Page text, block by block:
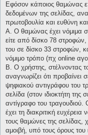
Εφόσον κάποιος θαμώνας
δεδομένων της σελίδας,
πρωτοβουλία και ευθύνη
Α. Ο θαμώνας έχει νόμιμα
είτε από δίσκο 78
του σε δίσκο 33 στροφών,
νόμιμο τρόπο (πχ online
Β. Ο χρήστης, στέλνοντας
αναγνωρίζει ότι
ψηφιακού αντιγράφου του
σελίδα (στον ιδιοκτήτη
αντίγραφο του τραγουδιού.
έχει τη διακριτική
τους θαμώνες της σελίδας,
αμοιβή, υπό τους όρους